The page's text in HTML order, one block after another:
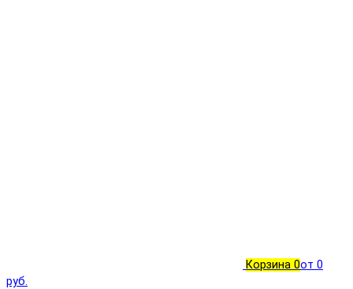
Корзина 0от 0
руб.